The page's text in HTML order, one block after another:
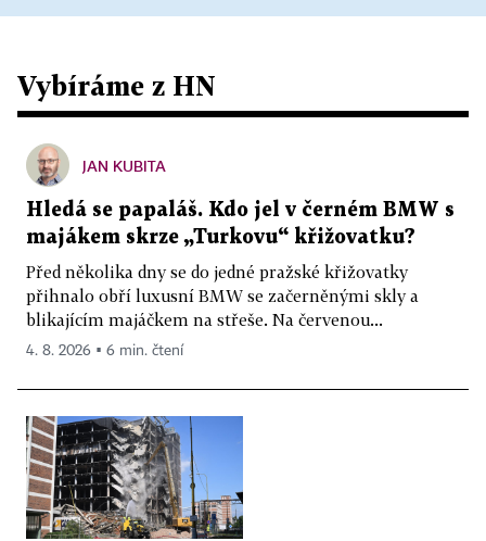
Vybíráme z HN
JAN KUBITA
Hledá se papaláš. Kdo jel v černém BMW s
majákem skrze „Turkovu“ křižovatku?
Před několika dny se do jedné pražské křižovatky
přihnalo obří luxusní BMW se začerněnými skly a
blikajícím majáčkem na střeše. Na červenou...
4. 8. 2026 ▪ 6 min. čtení